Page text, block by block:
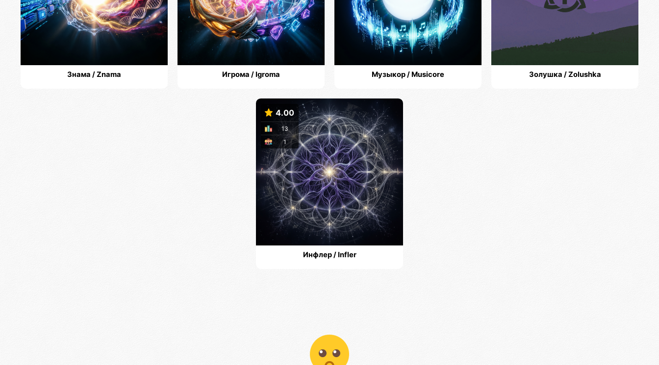
Знама / Znama Игрома / Igroma Музыкор / Musicore Золушка / Zolushka
4.00
1
13
Инфлер / Infler